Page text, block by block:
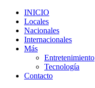
INICIO
Locales
Nacionales
Internacionales
Más
Entretenimiento
Tecnología
Contacto